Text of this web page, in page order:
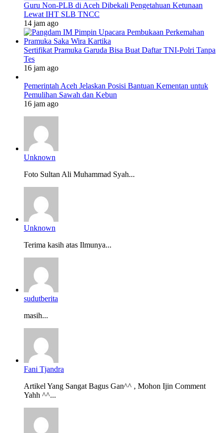
Guru Non-PLB di Aceh Dibekali Pengetahuan Ketunaan
Lewat IHT SLB TNCC
14 jam ago
Sertifikat Pramuka Garuda Bisa Buat Daftar TNI-Polri Tanpa
Tes
16 jam ago
Pemerintah Aceh Jelaskan Posisi Bantuan Kementan untuk
Pemulihan Sawah dan Kebun
16 jam ago
Unknown
Foto Sultan Ali Muhammad Syah...
Unknown
Terima kasih atas Ilmunya...
sudutberita
masih...
Fani Tjandra
Artikel Yang Sangat Bagus Gan^^ , Mohon Ijin Comment
Yahh ^^...